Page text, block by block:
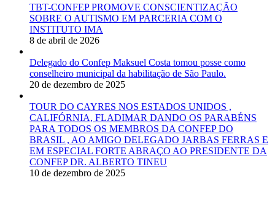
TBT-CONFEP PROMOVE CONSCIENTIZAÇÃO
SOBRE O AUTISMO EM PARCERIA COM O
INSTITUTO IMA
8 de abril de 2026
Delegado do Confep Maksuel Costa tomou posse como
conselheiro municipal da habilitação de São Paulo.
20 de dezembro de 2025
TOUR DO CAYRES NOS ESTADOS UNIDOS ,
CALIFÓRNIA, FLADIMAR DANDO OS PARABÉNS
PARA TODOS OS MEMBROS DA CONFEP DO
BRASIL , AO AMIGO DELEGADO JARBAS FERRAS E
EM ESPECIAL FORTE ABRAÇO AO PRESIDENTE DA
CONFEP DR. ALBERTO TINEU
10 de dezembro de 2025